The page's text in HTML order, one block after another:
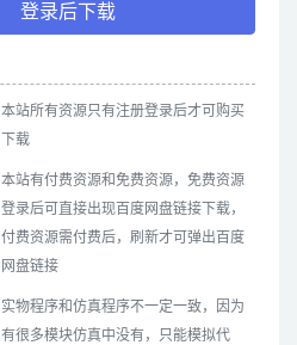
登录后下载
本站所有资源只有注册登录后才可购买
下载
本站有付费资源和免费资源，免费资源
登录后可直接出现百度网盘链接下载，
付费资源需付费后，刷新才可弹出百度
网盘链接
实物程序和仿真程序不一定一致，因为
有很多模块仿真中没有，只能模拟代